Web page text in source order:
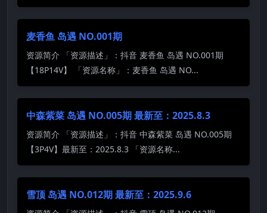
麦香鱼 岛遇 NO.001期
资源简介 「资源描述」：抖音 麦香鱼 岛遇 NO.001期
【18P14V】 「资源名称」：麦香鱼 岛遇 NO...
中森紫菜 岛遇 NO.005期 最新至：2025.8.3
资源简介 「资源描述」：抖音 中森紫菜 岛遇 NO.005期
【3P4V】最新至：2025.8.3 「资源名称...
雪顶 岛遇 NO.012期 最新至：2025.9.6